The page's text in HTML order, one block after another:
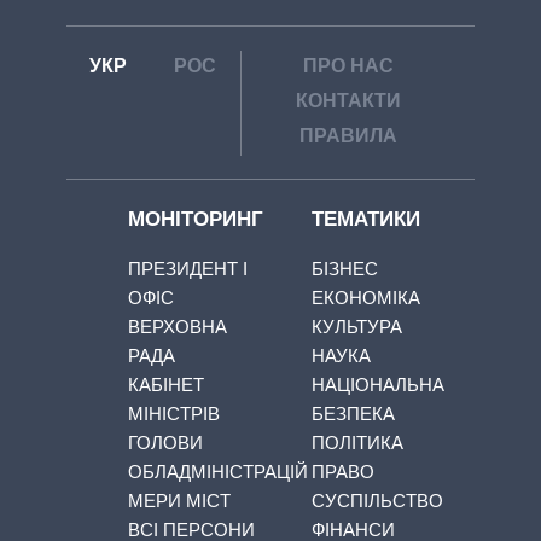
УКР РОС
ПРО НАС
КОНТАКТИ
ПРАВИЛА
МОНІТОРИНГ
ПРЕЗИДЕНТ І
ОФІС
ВЕРХОВНА
РАДА
КАБІНЕТ
МІНІСТРІВ
ГОЛОВИ
ОБЛАДМІНІСТРАЦІЙ
МЕРИ МІСТ
ВСІ ПЕРСОНИ
ТЕМАТИКИ
БІЗНЕС
ЕКОНОМІКА
КУЛЬТУРА
НАУКА
НАЦІОНАЛЬНА
БЕЗПЕКА
ПОЛІТИКА
ПРАВО
СУСПІЛЬСТВО
ФІНАНСИ